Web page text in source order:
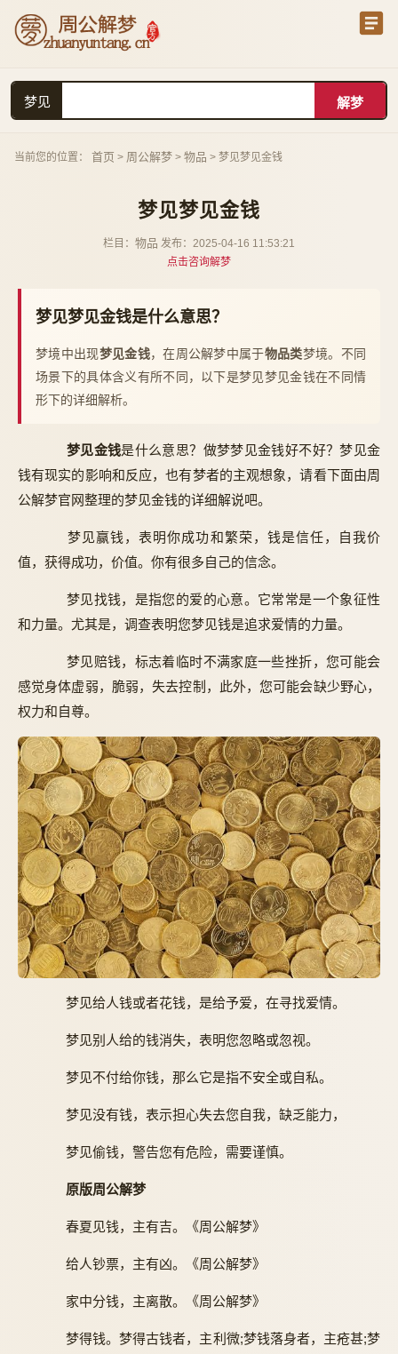
梦见
当前您的位置： 首页 > 周公解梦 > 物品 > 梦见梦见金钱
梦见梦见金钱
栏目： 物品 发布：2025-04-16 11:53:21
点击咨询解梦
梦见梦见金钱是什么意思？
梦境中出现梦见金钱，在周公解梦中属于物品类梦境。不同
场景下的具体含义有所不同，以下是梦见梦见金钱在不同情
形下的详细解析。
梦见金钱是什么意思？做梦梦见金钱好不好？梦见金
钱有现实的影响和反应，也有梦者的主观想象，请看下面由周
公解梦官网整理的梦见金钱的详细解说吧。
梦见赢钱，表明你成功和繁荣，钱是信任，自我价
值，获得成功，价值。你有很多自己的信念。
梦见找钱，是指您的爱的心意。它常常是一个象征性
和力量。尤其是，调查表明您梦见钱是追求爱情的力量。
梦见赔钱，标志着临时不满家庭一些挫折，您可能会
感觉身体虚弱，脆弱，失去控制，此外，您可能会缺少野心，
权力和自尊。
梦见给人钱或者花钱，是给予爱，在寻找爱情。
梦见别人给的钱消失，表明您忽略或忽视。
梦见不付给你钱，那么它是指不安全或自私。
梦见没有钱，表示担心失去您自我，缺乏能力，
梦见偷钱，警告您有危险，需要谨慎。
原版周公解梦
春夏见钱，主有吉。《周公解梦》
给人钞票，主有凶。《周公解梦》
家中分钱，主离散。《周公解梦》
梦得钱。梦得古钱者，主利微;梦钱落身者，主疮甚;梦